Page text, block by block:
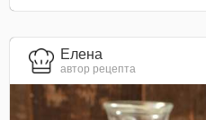
Елена
автор рецепта